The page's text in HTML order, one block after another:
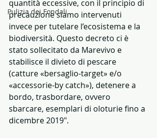
Pulizia dei Fondali
quantità eccessive, con il principio di
precauzione siamo intervenuti
invece per tutelare l’ecosistema e la
biodiversità. Questo decreto ci è
stato sollecitato da Marevivo e
stabilisce il divieto di pescare
(catture «bersaglio-target» e/o
«accessorie-by catch»), detenere a
bordo, trasbordare, ovvero
sbarcare, esemplari di oloturie fino a
dicembre 2019".